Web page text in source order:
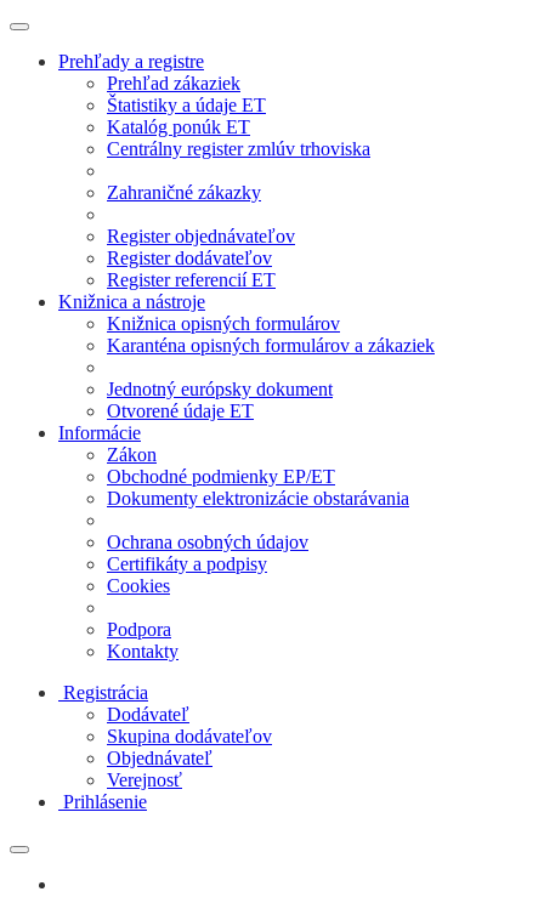
Prehľady a registre
Prehľad zákaziek
Štatistiky a údaje ET
Katalóg ponúk ET
Centrálny register zmlúv trhoviska
Zahraničné zákazky
Register objednávateľov
Register dodávateľov
Register referencií ET
Knižnica a nástroje
Knižnica opisných formulárov
Karanténa opisných formulárov a zákaziek
Jednotný európsky dokument
Otvorené údaje ET
Informácie
Zákon
Obchodné podmienky EP/ET
Dokumenty elektronizácie obstarávania
Ochrana osobných údajov
Certifikáty a podpisy
Cookies
Podpora
Kontakty
Registrácia
Dodávateľ
Skupina dodávateľov
Objednávateľ
Verejnosť
Prihlásenie